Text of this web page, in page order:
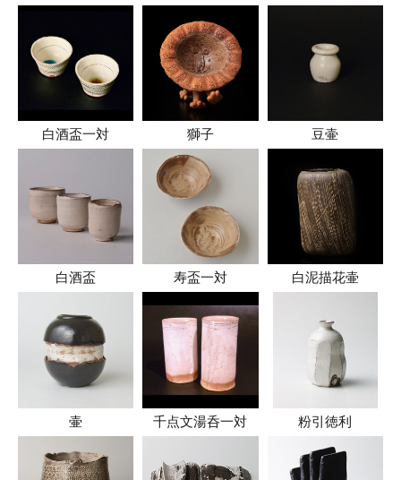
白酒盃一対 獅子 豆壷
白酒盃 寿盃一対 白泥描花壷
壷 千点文湯呑一対 粉引徳利